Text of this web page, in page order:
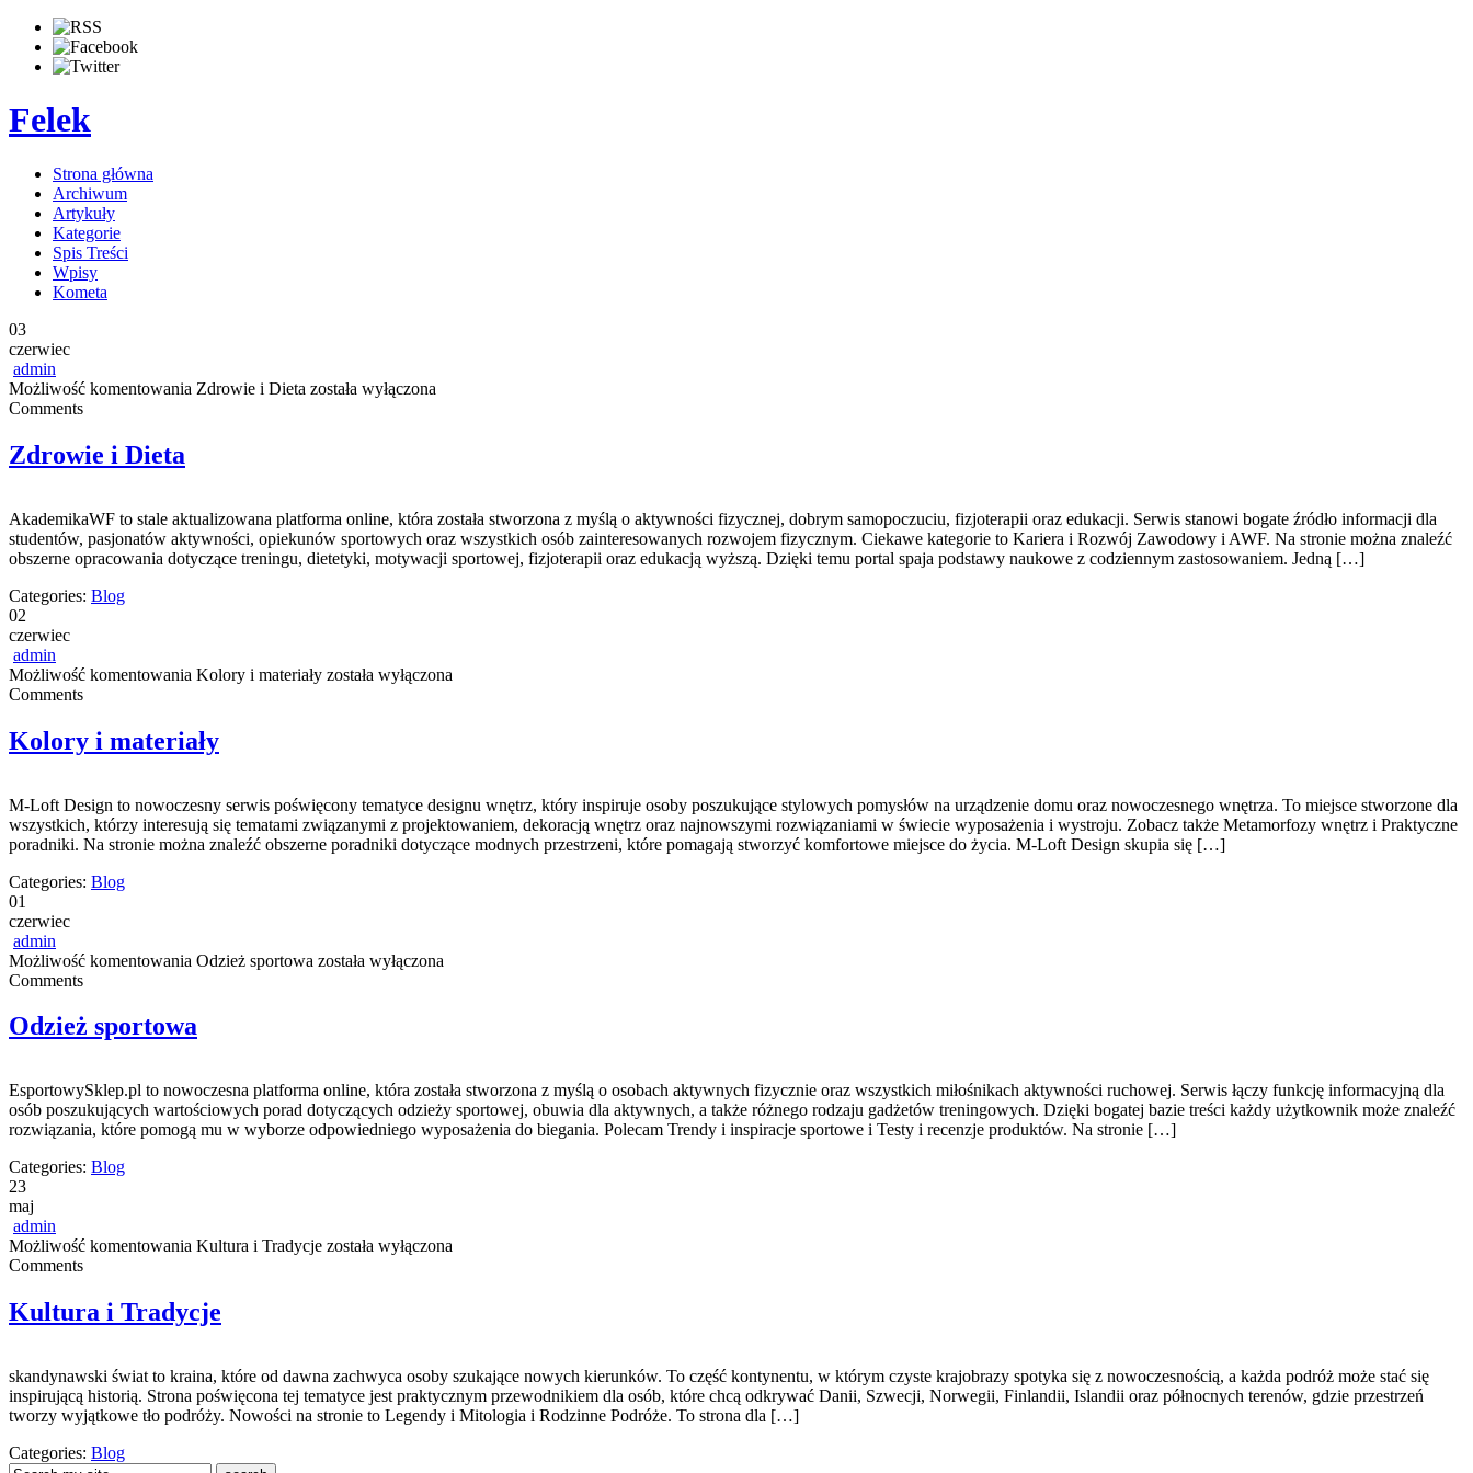
Felek
Strona główna
Archiwum
Artykuły
Kategorie
Spis Treści
Wpisy
Kometa
03
czerwiec
admin
Możliwość komentowania Zdrowie i Dieta została wyłączona
Comments
Zdrowie i Dieta
AkademikaWF to stale aktualizowana platforma online, która została stworzona z myślą o aktywności fizycznej, dobrym samopoczuciu, fizjoterapii oraz edukacji. Serwis stanowi bogate źródło informacji dla
studentów, pasjonatów aktywności, opiekunów sportowych oraz wszystkich osób zainteresowanych rozwojem fizycznym. Ciekawe kategorie to Kariera i Rozwój Zawodowy i AWF. Na stronie można znaleźć
obszerne opracowania dotyczące treningu, dietetyki, motywacji sportowej, fizjoterapii oraz edukacją wyższą. Dzięki temu portal spaja podstawy naukowe z codziennym zastosowaniem. Jedną […]
Categories: Blog
02
czerwiec
admin
Możliwość komentowania Kolory i materiały została wyłączona
Comments
Kolory i materiały
M-Loft Design to nowoczesny serwis poświęcony tematyce designu wnętrz, który inspiruje osoby poszukujące stylowych pomysłów na urządzenie domu oraz nowoczesnego wnętrza. To miejsce stworzone dla
wszystkich, którzy interesują się tematami związanymi z projektowaniem, dekoracją wnętrz oraz najnowszymi rozwiązaniami w świecie wyposażenia i wystroju. Zobacz także Metamorfozy wnętrz i Praktyczne
poradniki. Na stronie można znaleźć obszerne poradniki dotyczące modnych przestrzeni, które pomagają stworzyć komfortowe miejsce do życia. M-Loft Design skupia się […]
Categories: Blog
01
czerwiec
admin
Możliwość komentowania Odzież sportowa została wyłączona
Comments
Odzież sportowa
EsportowySklep.pl to nowoczesna platforma online, która została stworzona z myślą o osobach aktywnych fizycznie oraz wszystkich miłośnikach aktywności ruchowej. Serwis łączy funkcję informacyjną dla
osób poszukujących wartościowych porad dotyczących odzieży sportowej, obuwia dla aktywnych, a także różnego rodzaju gadżetów treningowych. Dzięki bogatej bazie treści każdy użytkownik może znaleźć
rozwiązania, które pomogą mu w wyborze odpowiedniego wyposażenia do biegania. Polecam Trendy i inspiracje sportowe i Testy i recenzje produktów. Na stronie […]
Categories: Blog
23
maj
admin
Możliwość komentowania Kultura i Tradycje została wyłączona
Comments
Kultura i Tradycje
skandynawski świat to kraina, które od dawna zachwyca osoby szukające nowych kierunków. To część kontynentu, w którym czyste krajobrazy spotyka się z nowoczesnością, a każda podróż może stać się
inspirującą historią. Strona poświęcona tej tematyce jest praktycznym przewodnikiem dla osób, które chcą odkrywać Danii, Szwecji, Norwegii, Finlandii, Islandii oraz północnych terenów, gdzie przestrzeń
tworzy wyjątkowe tło podróży. Nowości na stronie to Legendy i Mitologia i Rodzinne Podróże. To strona dla […]
Categories: Blog